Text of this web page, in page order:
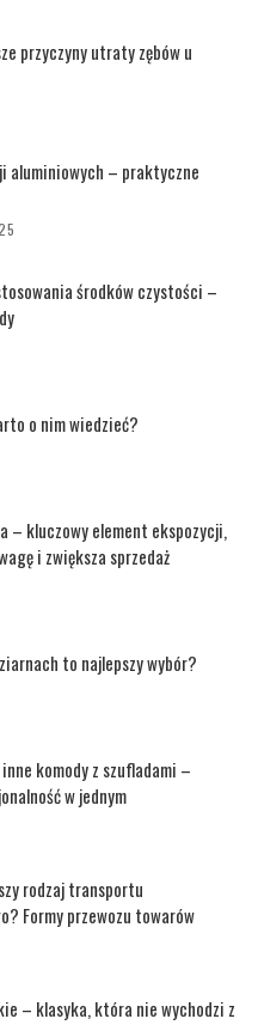
przyczyny utraty zębów u
aluminiowych – praktyczne
środków czystości –
o nim wiedzieć?
– kluczowy element ekspozycji,
i zwiększa sprzedaż
to najlepszy wybór?
komody z szufladami –
w jednym
rodzaj transportu
Formy przewozu towarów
– klasyka, która nie wychodzi z